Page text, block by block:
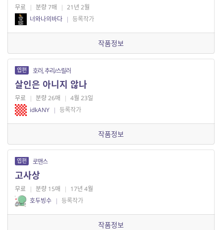
무료 | 분량 7매 | 21년 2월
너와나의바다 | 등록작가
작품정보
엽편 호러, 추리/스릴러
살인은 아니지 않나
무료 | 분량 26매 | 4월 23일
idkANY | 등록작가
작품정보
엽편 로맨스
고사상
무료 | 분량 15매 | 17년 4월
호두빙수 | 등록작가
작품정보